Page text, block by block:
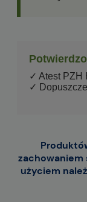
✓ Atest PZH
✓
zachowaniem
użyciem